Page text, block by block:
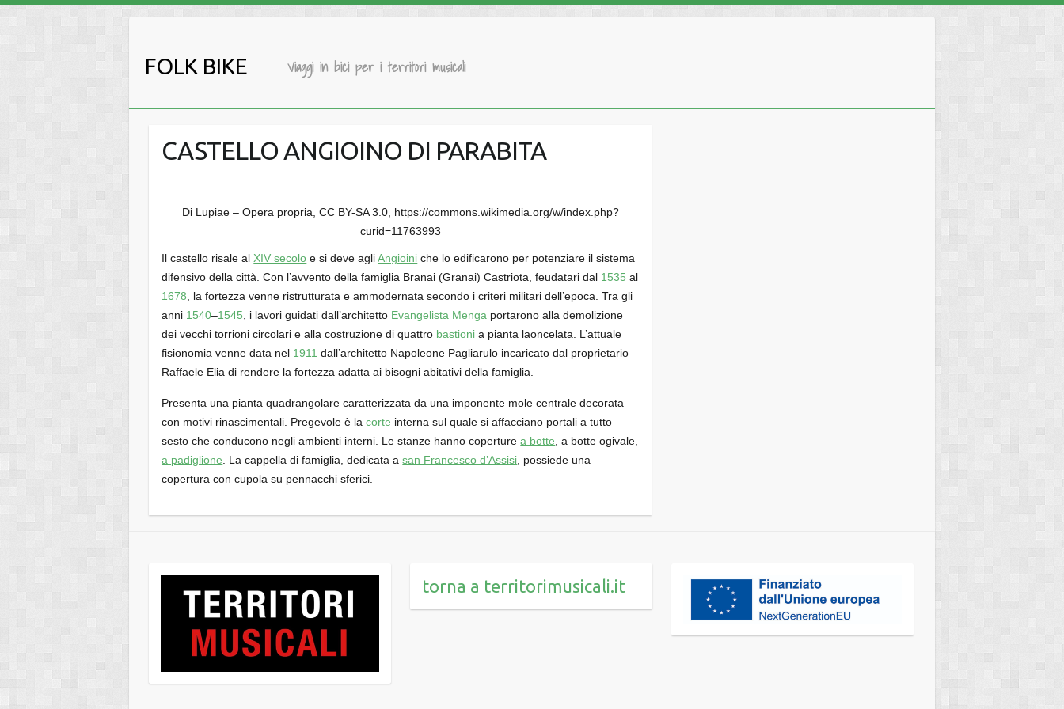
contenuto
FOLK BIKE Viaggi in bici per i territori musicali
CASTELLO ANGIOINO DI PARABITA
Di Lupiae – Opera propria, CC BY-SA 3.0, https://commons.wikimedia.org/w/index.php?
curid=11763993
Il castello risale al XIV secolo e si deve agliAngioini che lo edificarono per potenziare il sistema
difensivo della città. Con l’avvento della famiglia Branai (Granai) Castriota, feudatari dal 1535 al
1678 , la fortezza venne ristrutturata e ammodernata secondo i criteri militari dell’epoca. Tra gli
anni 1540–1545 , i lavori guidati dall’architetto Evangelista Menga portarono alla demolizione
dei vecchi torrioni circolari e alla costruzione di quattro bastioni a pianta laoncelata. L’attuale
fisionomia venne data nel 1911 dall’architetto Napoleone Pagliarulo incaricato dal proprietario
Raffaele Elia di rendere la fortezza adatta ai bisogni abitativi della famiglia.
Presenta una pianta quadrangolare caratterizzata da una imponente mole centrale decorata
con motivi rinascimentali. Pregevole è lacorte interna sul quale si affacciano portali a tutto
sesto che conducono negli ambienti interni. Le stanze hanno coperturea botte , a botte ogivale,
a padiglione . La cappella di famiglia, dedicata asan Francesco d’Assisi , possiede una
copertura con cupola su pennacchi sferici.
torna a territorimusicali.it